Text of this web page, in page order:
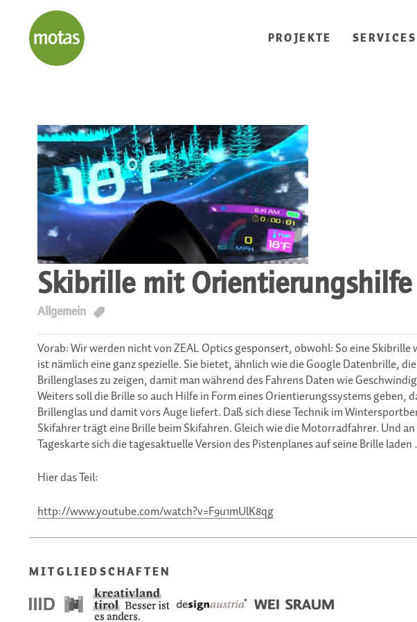
PROJEKTE SERVICES
Skibrille mit Orientierungshilfe
Allgemein T
Vorab: Wir werden nicht von ZEAL Optics gesponsert, obwohl: So eine Skibrille
ist nämlich eine ganz spezielle. Sie bietet, ähnlich wie die Google Datenbrille,
Brillenglases zu zeigen, damit man während des Fahrens Daten wie
Weiters soll die Brille so auch Hilfe in Form eines Orientierungssystems
Brillenglas und damit vors Auge liefert. Daß sich diese Technik im
Skifahrer trägt eine Brille beim Skifahren. Gleich wie die Motorradfahrer. Und
Tageskarte sich die tagesaktuelle Version des Pistenplanes auf seine Brille
Hier das Teil:
http://www.youtube.com/watch?v=F9u1mUlK8qg
MITGLIEDSCHAFTEN